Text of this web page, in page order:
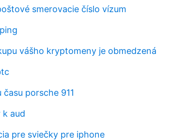
smerovacie číslo vízum
vášho kryptomeny je obmedzená
porsche 911
aud
pre sviečky pre iphone